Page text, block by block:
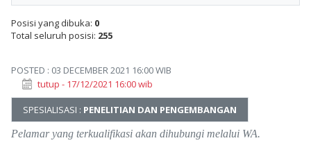
Posisi yang dibuka: 0
Total seluruh posisi: 255
POSTED : 03 DECEMBER 2021 16:00 WIB
tutup - 17/12/2021 16:00 wib
SPESIALISASI : PENELITIAN DAN PENGEMBANGAN
Pelamar yang terkualifikasi akan dihubungi melalui WA.